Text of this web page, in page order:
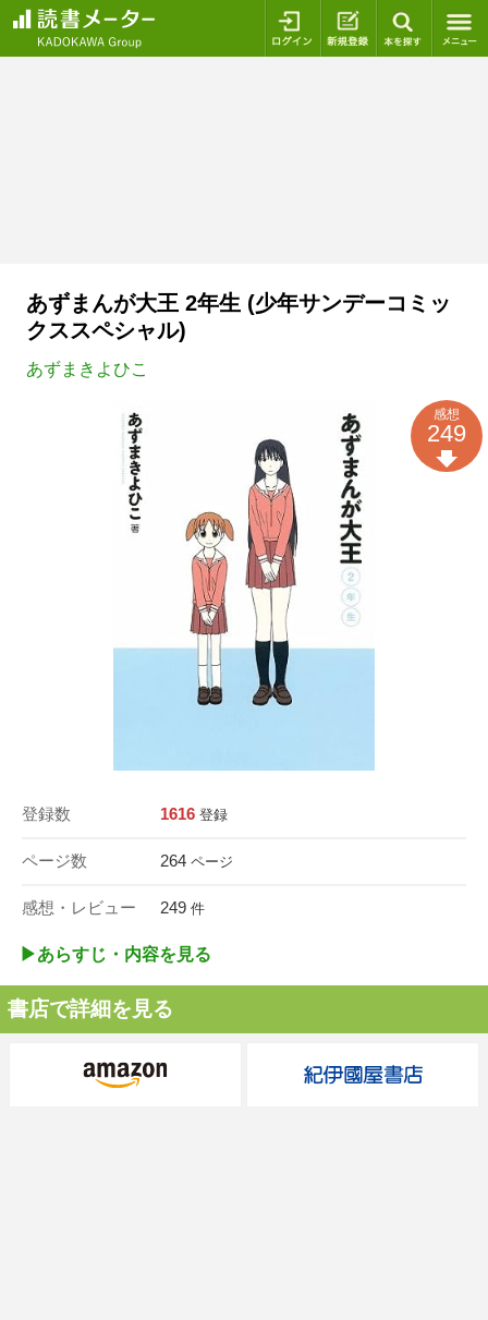
ログイン 新規登録
あずまんが大王 2年生 (少年サンデーコミッ
クススペシャル)
あずまきよひこ
登録数 1616 登録
ページ数 264 ページ
感想・レビュー 249 件
感想
249
▶︎あらすじ・内容を見る
書店で詳細を見る